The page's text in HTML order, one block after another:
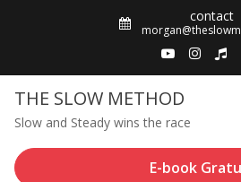
contact
THE SLOW METHOD
Slow and Steady wins the race
E-book